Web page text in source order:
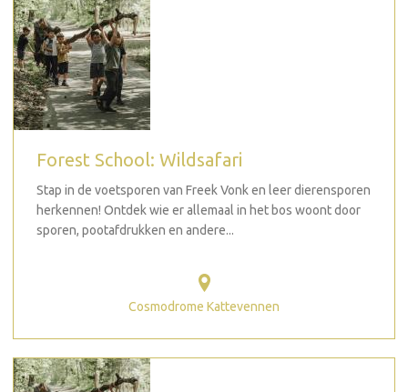
Forest School: Wildsafari
Stap in de voetsporen van Freek Vonk en leer dierensporen
herkennen! Ontdek wie er allemaal in het bos woont door
sporen, pootafdrukken en andere...
Cosmodrome Kattevennen